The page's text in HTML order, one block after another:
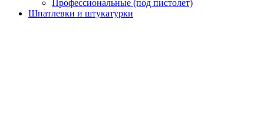
Профессиональные (под пистолет)
Шпатлевки и штукатурки